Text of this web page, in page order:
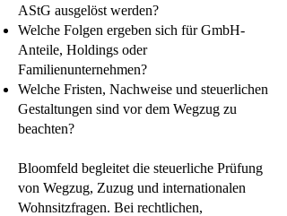
AStG ausgelöst werden?
Welche Folgen ergeben sich für GmbH-
Anteile, Holdings oder
Familienunternehmen?
Welche Fristen, Nachweise und steuerlichen
Gestaltungen sind vor dem Wegzug zu
beachten?
Bloomfeld begleitet die steuerliche Prüfung
von Wegzug, Zuzug und internationalen
Wohnsitzfragen. Bei rechtlichen,